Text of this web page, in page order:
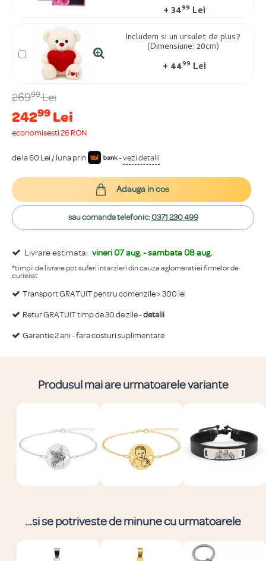
Livrare estimata: vineri 07 aug. - sambata 08 aug.
*timpii de livrare pot suferi intarzieri din cauza aglomeratiei firmelor de
curierat
Transport GRATUIT pentru comenzile > 300 lei
Retur GRATUIT timp de 30 de zile -detalii
Garantie 2 ani - fara costuri suplimentare
26999Lei
24299 Lei
economisești 26 RON
de la 60 Lei / luna prin -vezi detalii
+3499 Lei
Includem si un ursulet de plus?
(Dimensiune: 20cm)
+ 4499 Lei
Adauga in cos
sau comanda telefonic:0371 230 499
Produsul mai are urmatoarele variante
...si se potriveste de minune cu urmatoarele